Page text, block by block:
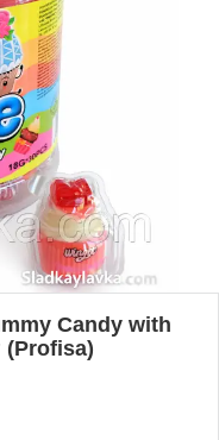
Candy with
(Profisa)